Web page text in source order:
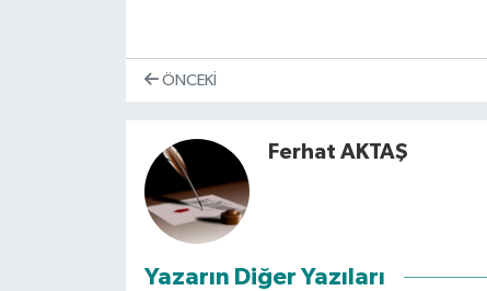
ÖNCEKI
Ferhat AKTAŞ
Yazarın Diğer Yazıları